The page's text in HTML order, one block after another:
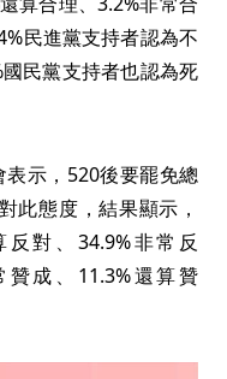
民進黨支持者認為不
民黨支持者也認為死
示，520後要罷免總
此態度，結果顯示，
對、34.9%非常反
贊成、11.3%還算贊